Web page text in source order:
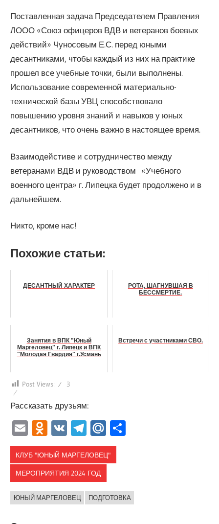
Поставленная задача Председателем Правления
ЛООО «Союз офицеров ВДВ и ветеранов боевых
действий» Чуносовым Е.С. перед юными
десантниками, чтобы каждый из них на практике
прошел все учебные точки, были выполнены.
Использование современной материально-
технической базы УВЦ способствовало
повышению уровня знаний и навыков у юных
десантников, что очень важно в настоящее время.
Взаимодейстиве и сотрудничество между
ветеранами ВДВ и руководством «Учебного
военного центра» г. Липецка будет продолжено и в
дальнейшем.
Никто, кроме нас!
Похожие статьи:
ДЕСАНТНЫЙ ХАРАКТЕР
РОТА, ШАГНУВШАЯ В
БЕССМЕРТИЕ.
Занятия в ВПК "Юный
Маргеловец" г. Липецк и ВПК
"Молодая Гвардия" г.Усмань
Встречи с участниками СВО.
Post Views: 3
Рассказать друзьям:
EmailOdnoklassniki
VK Telegram
Mail.Ru
КЛУБ "ЮНЫЙ МАРГЕЛОВЕЦ"
МЕРОПРИЯТИЯ 2024 ГОД
ЮНЫЙ МАРГЕЛОВЕЦ ПОДГОТОВКА